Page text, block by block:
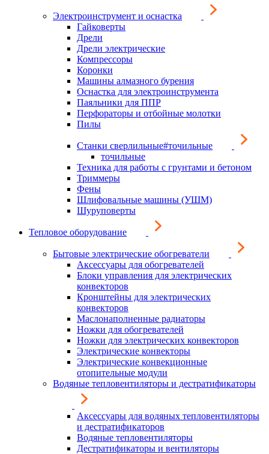
Электроинструмент и оснастка
Гайковерты
Дрели
Дрели электрические
Компрессоры
Коронки
Машины алмазного бурения
Оснастка для электроинструмента
Паяльники для ППР
Перфораторы и отбойные молотки
Пилы
Станки сверлильные#точильные
точильные
Техника для работы с грунтами и бетоном
Триммеры
Фены
Шлифовальные машины (УШМ)
Шуруповерты
Тепловое оборудование
Бытовые электрические обогреватели
Аксессуары для обогревателей
Блоки управления для электрических
конвекторов
Кронштейны для электрических
конвекторов
Маслонаполненные радиаторы
Ножки для обогревателей
Ножки для электрических конвекторов
Электрические конвекторы
Электрические конвекционные
отопительные модули
Водяные тепловентиляторы и дестратификаторы
Аксессуары для водяных тепловентиляторы
и дестратификаторов
Водяные тепловентиляторы
Дестратификаторы и вентиляторы